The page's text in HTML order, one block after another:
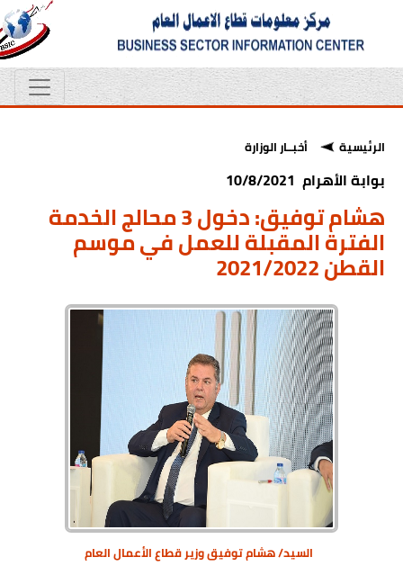
الرئيسية أخبــار الوزارة
بوابة الأهرام 10/8/2021
هشام توفيق: دخول 3 محالج الخدمة
الفترة المقبلة للعمل في موسم
القطن 2021/2022
السيد/ هشام توفيق وزير قطاع الأعمال العام